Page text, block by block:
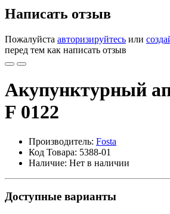
Написать отзыв
Пожалуйста авторизируйтесь или
перед тем как написать отзыв
Акупунктурный
F 0122
Производитель: Fosta
Код Товара: 5388-01
Наличие: Нет в наличии
Доступные варианты